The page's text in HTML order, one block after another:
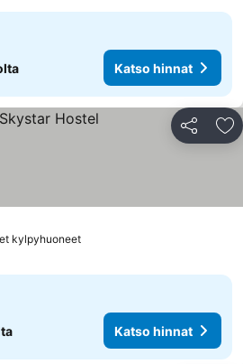
Katso hinnat
Jaa
kylpyhuoneet
Katso hinnat